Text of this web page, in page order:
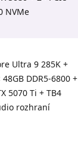
NVMe
Ultra 9 285K +
48GB DDR5-6800 +
5070 Ti + TB4
rozhraní